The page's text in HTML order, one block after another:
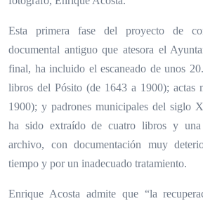
Esta primera fase del proyecto de
documental antiguo que atesora el
final, ha incluido el escaneado de unos
libros del Pósito (de 1643 a 1900); actas
1900); y padrones municipales del siglo
ha sido extraído de cuatro libros y
archivo, con documentación muy
tiempo y por un inadecuado tratamiento.
Enrique Acosta admite que “la